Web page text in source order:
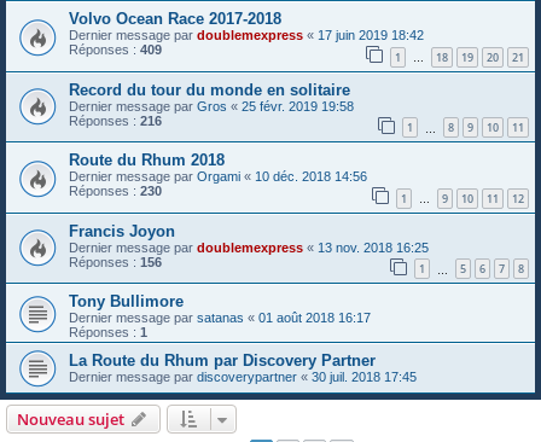
Volvo Ocean Race 2017-2018
Dernier message par doublemexpress « 17 juin 2019 18:42
Réponses : 409 1 18 19 20 21
Record du tour du monde en solitaire
Dernier message par Gros « 25 févr. 2019 19:58
Réponses : 216 1 8 9 10 11
Route du Rhum 2018
Dernier message par Orgami « 10 déc. 2018 14:56
Réponses : 230 1 … 9 10 11 12
Francis Joyon
Dernier message par doublemexpress « 13 nov. 2018 16:25
Réponses : 156 1 5 6 7 8
Tony Bullimore
Dernier message par satanas « 01 août 2018 16:17
Réponses : 1
La Route du Rhum par Discovery Partner
Dernier message par discoverypartner « 30 juil. 2018 17:45
Nouveau sujet